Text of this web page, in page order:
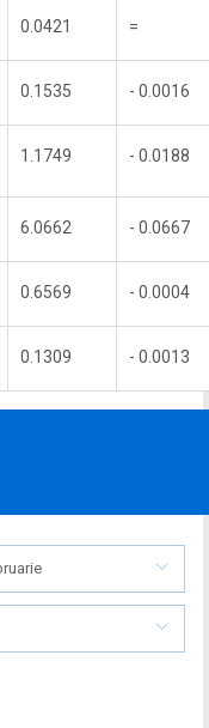
0.0421 =
0.1535 - 0.0016
1.1749 - 0.0188
6.0662 - 0.0667
0.6569 - 0.0004
0.1309 - 0.0013